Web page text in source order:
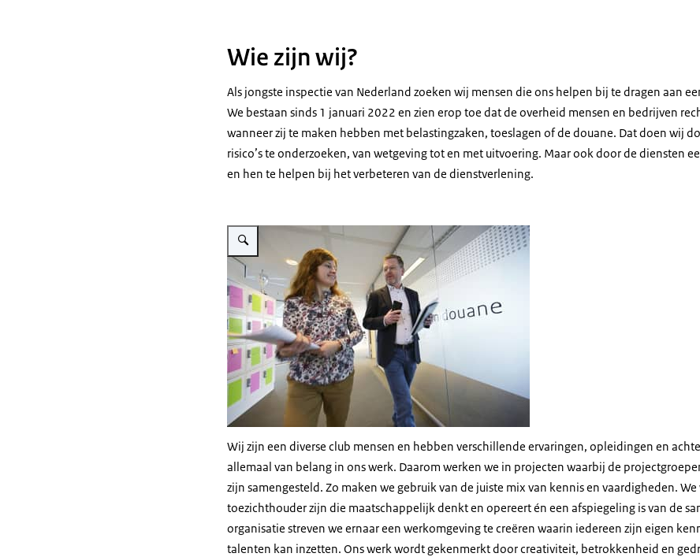
Wie zijn wij?
Als jongste inspectie van Nederland zoeken wij mensen die ons helpen bij te dragen aan
We bestaan sinds 1 januari 2022 en zien erop toe dat de overheid mensen en bedrijven
wanneer zij te maken hebben met belastingzaken, toeslagen of de douane. Dat doen wij
risico’s te onderzoeken, van wetgeving tot en met uitvoering. Maar ook door de diensten
en hen te helpen bij het verbeteren van de dienstverlening.
Vergroot afbeelding Twee onderzoekers op de werkvloer van de IBTD. Links een vrouw en rechts een
Wij zijn een diverse club mensen en hebben verschillende ervaringen, opleidingen en
allemaal van belang in ons werk. Daarom werken we in projecten waarbij de
zijn samengesteld. Zo maken we gebruik van de juiste mix van kennis en vaardigheden.
toezichthouder zijn die maatschappelijk denkt en opereert én een afspiegeling is van de
organisatie streven we ernaar een werkomgeving te creëren waarin iedereen zijn eigen
talenten kan inzetten. Ons werk wordt gekenmerkt door creativiteit, betrokkenheid en